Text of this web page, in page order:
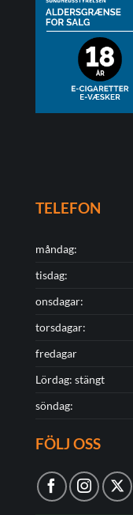
TELEFON
måndag:
tisdag:
onsdagar:
torsdagar:
fredagar
Lördag: stängt
söndag:
FÖLJ OSS